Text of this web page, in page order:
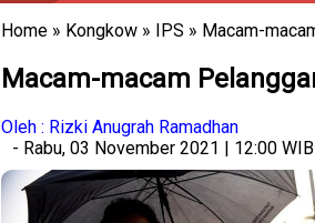
Home » Kongkow » IPS » Macam-
Macam-macam
Oleh : Rizki Anugrah Ramadhan
- Rabu, 03 November 2021 | 12:00 WIB